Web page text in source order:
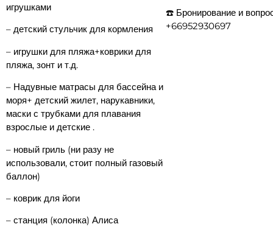
игрушками
– ⁠детский стульчик для кормления
– ⁠игрушки для пляжа+коврики для
пляжа, зонт и т.д.
– ⁠Надувные матрасы для бассейна и
моря+ детский жилет, нарукавники,
маски с трубками для плавания
взрослые и детские .
– ⁠новый гриль (ни разу не
использовали, стоит полный газовый
баллон)
– ⁠коврик для йоги
– ⁠станция (колонка) Алиса
☎️ Бронирование и
+66952930697